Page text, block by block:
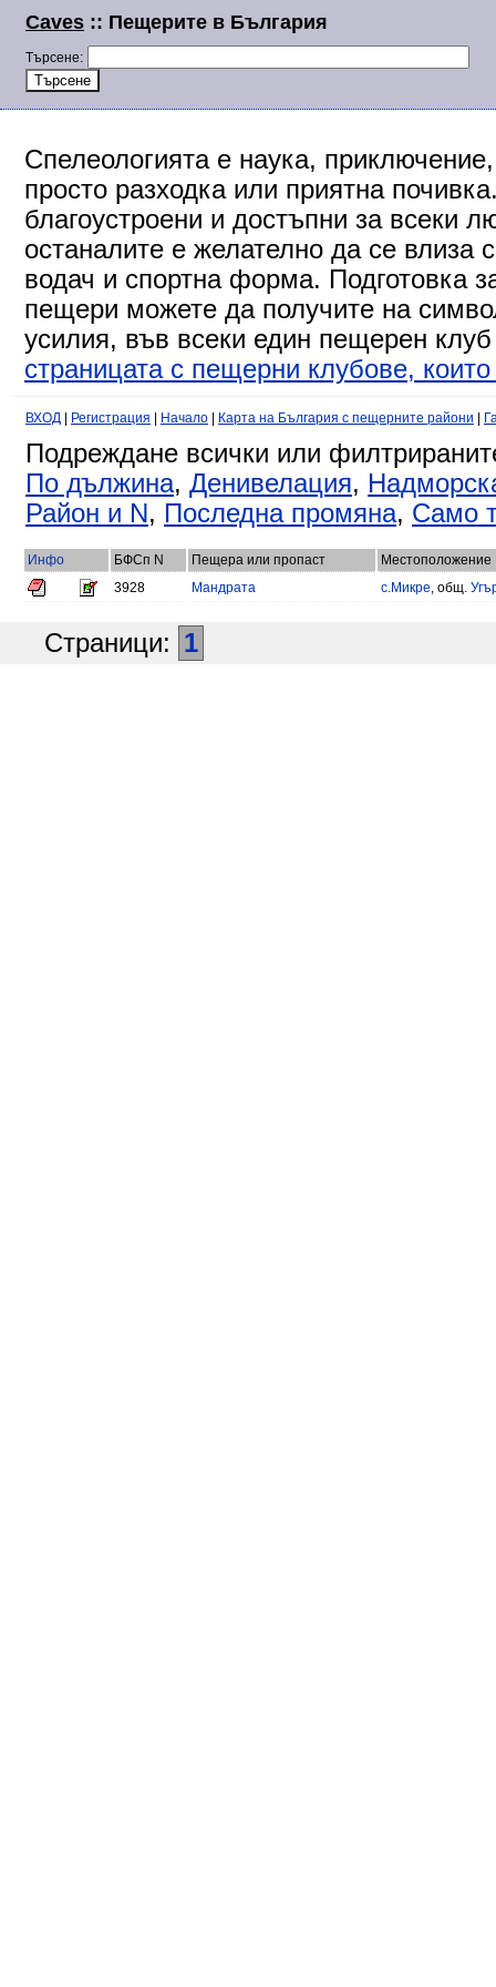
Caves :: Пещерите в България
Търсене:
Спелеологията е наука,
просто разходка или приятна
благоустроени и достъпни за всеки
останалите е желателно да се влиза
водач и спортна форма. Подготовка
пещери можете да получите на
усилия, във всеки един пещерен
страницата с пещерни клубове,
ВХОД Регистрация Начало Карта на България с пещерните райони
Подреждане всички или
По дължина, Денивелация,
Район и N, Последна промяна, Само
Инфо БФСп N Пещера или пропаст
Местоположение
3928
Мандрата с.Микре, общ.
Страници: 1